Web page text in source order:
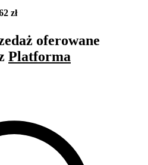
zł
oferowane
Platforma